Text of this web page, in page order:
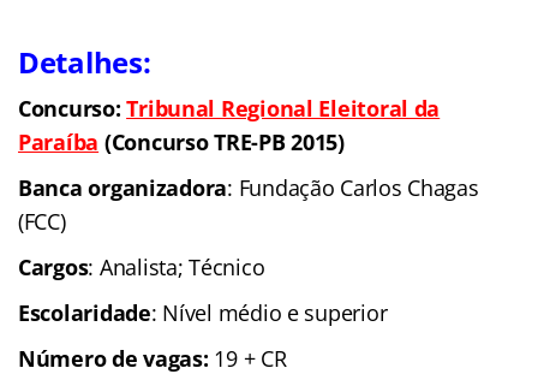
Detalhes:
Concurso:Tribunal Regional Eleitoral da
Paraíba (Concurso TRE-PB 2015)
Banca organizadora: Fundação Carlos Chagas
(FCC)
Cargos: Analista; Técnico
Escolaridade: Nível médio e superior
Número de vagas: 19 + CR